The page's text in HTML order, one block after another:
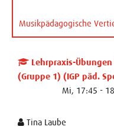
Musikpädagogische
Lehrpraxis-
(Gruppe 1) (IGP päd.
Mi, 17:45 -
Tina Laube